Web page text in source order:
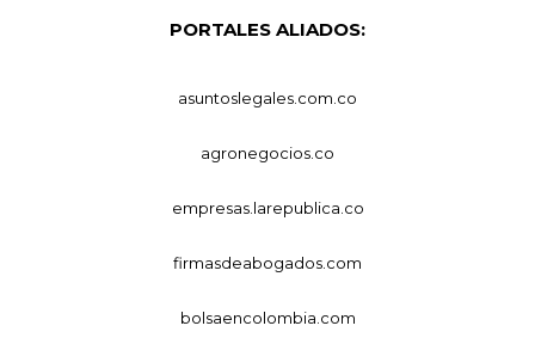
PORTALES ALIADOS:
asuntoslegales.com.co
agronegocios.co
empresas.larepublica.co
firmasdeabogados.com
bolsaencolombia.com